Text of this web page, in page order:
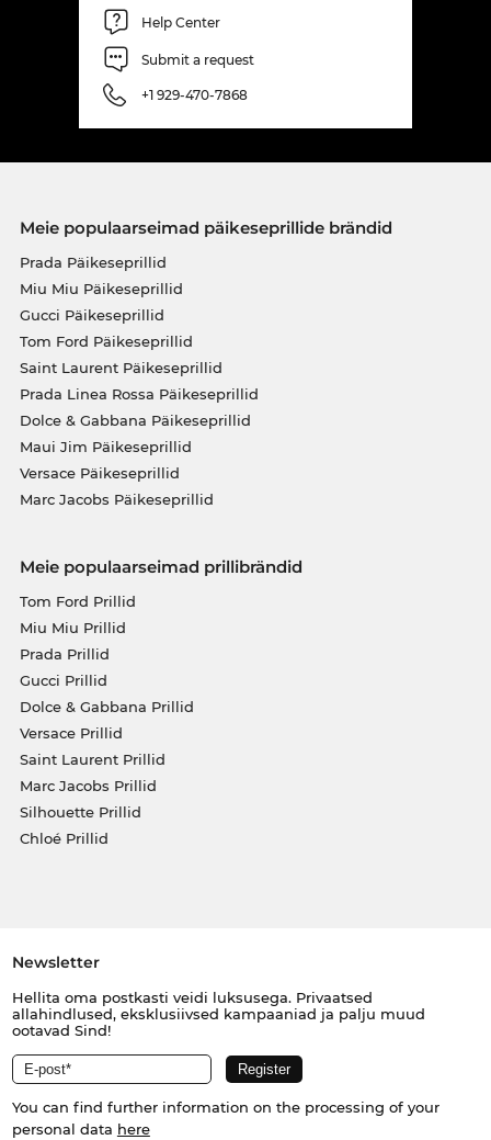
Help Center
Submit a request
+1 929-470-7868
Meie populaarseimad päikeseprillide brändid
Prada Päikeseprillid
Miu Miu Päikeseprillid
Gucci Päikeseprillid
Tom Ford Päikeseprillid
Saint Laurent Päikeseprillid
Prada Linea Rossa Päikeseprillid
Dolce & Gabbana Päikeseprillid
Maui Jim Päikeseprillid
Versace Päikeseprillid
Marc Jacobs Päikeseprillid
Meie populaarseimad prillibrändid
Tom Ford Prillid
Miu Miu Prillid
Prada Prillid
Gucci Prillid
Dolce & Gabbana Prillid
Versace Prillid
Saint Laurent Prillid
Marc Jacobs Prillid
Silhouette Prillid
Chloé Prillid
Newsletter
Hellita oma postkasti veidi luksusega. Privaatsed
allahindlused, eksklusiivsed kampaaniad ja palju muud
ootavad Sind!
You can find further information on the processing of your
personal data here